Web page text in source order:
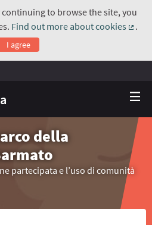
continuing to browse the site, you
Find out more about cookies
.
I agree
della
partecipata e l’uso di comunità